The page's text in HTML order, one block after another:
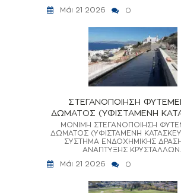
Μάι 21 2026
0
ΣΤΕΓΑΝΟΠΟΙΗΣΗ
ΔΩΜΑΤΟΣ (ΥΦΙΣΤΑΜΕΝΗ
ΜΟΝΙΜΗ ΣΤΕΓΑΝΟΠΟΙΗΣΗ
ΔΩΜΑΤΟΣ (ΥΦΙΣΤΑΜΕΝΗ
ΣΥΣΤΗΜΑ ΕΝΔΟΧΗΜΙΚΗΣ
ΑΝΑΠΤΥΞΗΣ ΚΡΥΣΤΑΛΛΩΝ...
Μάι 21 2026
0